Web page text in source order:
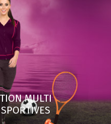
MULTI